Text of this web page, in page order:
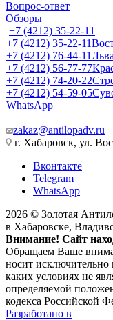
Вопрос-ответ
Обзоры
+7 (4212) 35-22-11
+7 (4212) 35-22-11
+7 (4212) 76-44-11
+7 (4212) 56-77-77
+7 (4212) 74-20-22
+7 (4212) 54-59-05
WhatsApp
zakaz@antilopadv.ru
г. Хабаровск, ул.
Вконтакте
Telegram
WhatsApp
2026 © Золотая
в Хабаровске,
Внимание! Сайт
Обращаем Ваше
носит
каких условиях не
определяемой
кодекса Российской
Разработано в